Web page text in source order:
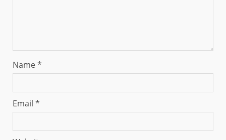
Name*
Email *